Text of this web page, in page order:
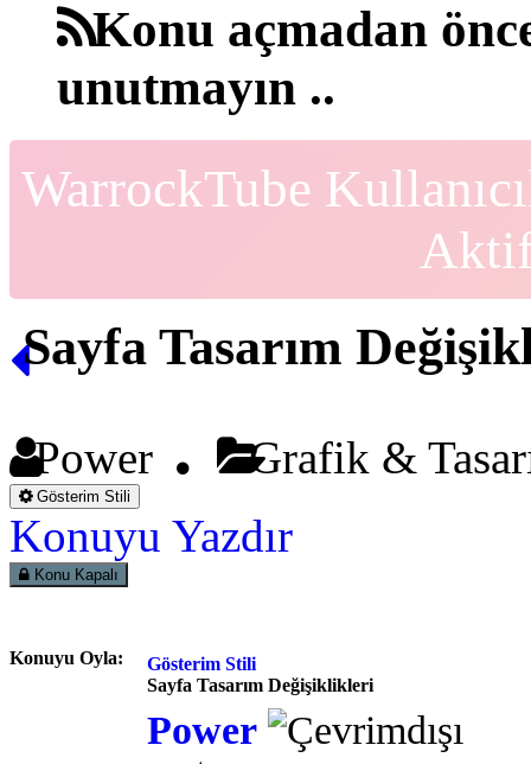
Konu açmadan
unutmayın ..
WarrockTube
Sayfa Tasarım
Power Grafik &
Gösterim Stili
Konuyu Yazdır
Konu Kapalı
Konuyu Oyla:
Gösterim Stili
Sayfa Tasarım Değişiklikleri
Power